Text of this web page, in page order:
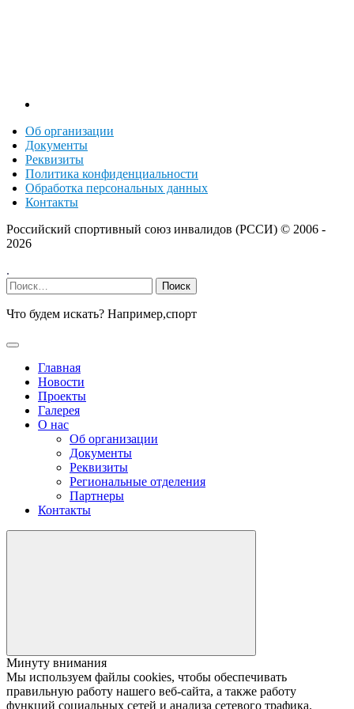
Об организации
Документы
Реквизиты
Политика конфиденциальности
Обработка персональных данных
Контакты
Российский спортивный союз инвалидов (РССИ) © 2006 -
2026
.
Найти:
Что будем искать? Например,спорт
Главная
Новости
Проекты
Галерея
О нас
Об организации
Документы
Реквизиты
Региональные отделения
Партнеры
Контакты
Минуту внимания
Мы используем файлы cookies, чтобы обеспечивать
правильную работу нашего веб-сайта, а также работу
функций социальных сетей и анализа сетевого трафика.